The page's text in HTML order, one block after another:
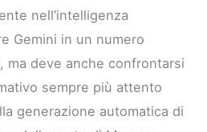
nell’intelligenza
Gemini in un numero
ma deve anche confrontarsi
sempre più attento
generazione automatica di